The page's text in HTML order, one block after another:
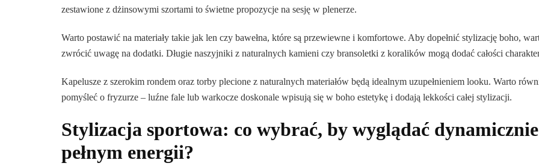
zestawione z dżinsowymi szortami to świetne propozycje na sesję w plenerze.
Warto postawić na materiały takie jak len czy bawełna, które są przewiewne i komfortowe. Aby dopełnić stylizację boho,
zwrócić uwagę na dodatki. Długie naszyjniki z naturalnych kamieni czy bransoletki z koralików mogą dodać całości
Kapelusze z szerokim rondem oraz torby plecione z naturalnych materiałów będą idealnym uzupełnieniem looku. Warto
pomyśleć o fryzurze – luźne fale lub warkocze doskonale wpisują się w boho estetykę i dodają lekkości całej stylizacji.
Stylizacja sportowa: co wybrać, by wyglądać
pełnym energii?